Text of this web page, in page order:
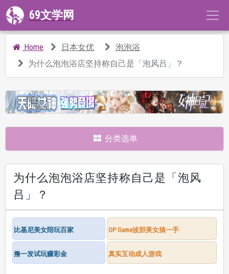
69文学网
Home 日本女优
泡泡浴
为什么泡泡浴店坚持称自己是「泡风吕」？
分类选单
为什么泡泡浴店坚持称自己是「泡风
吕」？
比基尼美女陪玩百家 OP Game波胆美女搞一手
撸一发试玩赚彩金 真实互动成人游戏